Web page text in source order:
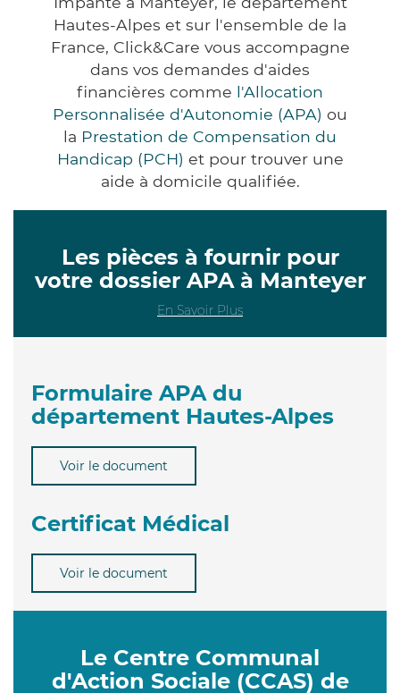
Hautes-Alpes et sur l'ensemble de la
France, Click&Care vous accompagne
dans vos demandes d'aides
financières comme l'Allocation
Personnalisée d'Autonomie (APA) ou
la Prestation de Compensation du
Handicap (PCH) et pour trouver une
aide à domicile qualifiée.
Les pièces à fournir pour
votre dossier APA à Manteyer
En Savoir Plus
Formulaire APA du
département Hautes-Alpes
Voir le document
Certificat Médical
Voir le document
Le Centre Communal
d'Action Sociale (CCAS) de